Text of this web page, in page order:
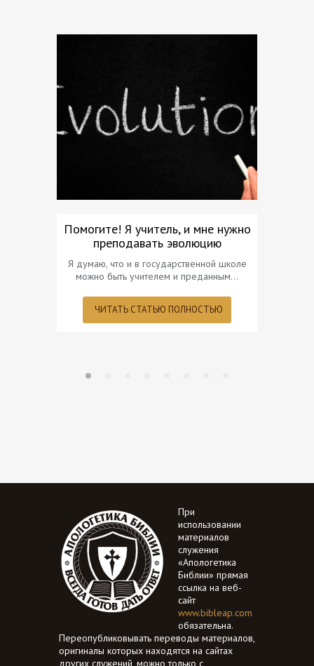
Помогите! Я учитель, и мне нужно
преподавать эволюцию
Я думаю, что и в государственной школе
можно быть учителем и преданным…
ЧИТАТЬ СТАТЬЮ ПОЛНОСТЬЮ
При
использовании
материалов
служения
«Апологетика
Библии» прямая
ссылка на веб-
сайт
www.bibleap.com
обязательна.
Переопубликовывать переводы материалов,
оригиналы которых находятся на сайтах
других служений, можно только с